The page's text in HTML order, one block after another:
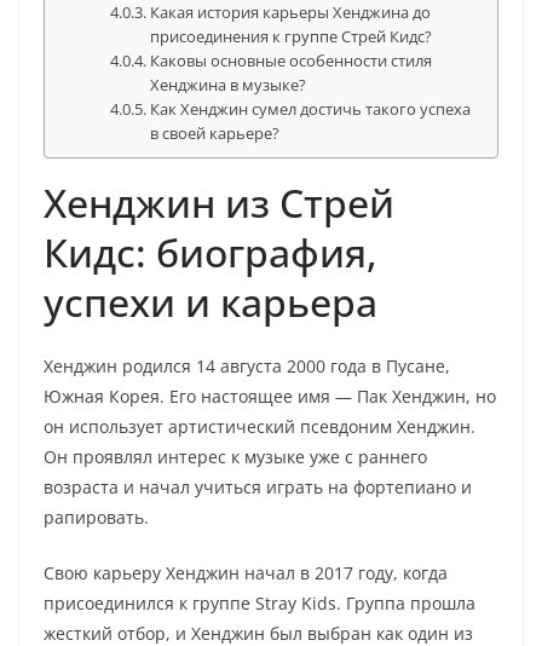
Какая история карьеры Хенджина до
присоединения к группе Стрей Кидс?
Каковы основные особенности стиля
Хенджина в музыке?
Как Хенджин сумел достичь такого успеха
в своей карьере?
Хенджин из Стрей
Кидс: биография,
успехи и карьера
Хенджин родился 14 августа 2000 года в Пусане,
Южная Корея. Его настоящее имя — Пак Хенджин, но
он использует артистический псевдоним Хенджин.
Он проявлял интерес к музыке уже с раннего
возраста и начал учиться играть на фортепиано и
рапировать.
Свою карьеру Хенджин начал в 2017 году, когда
присоединился к группе Stray Kids. Группа прошла
жесткий отбор, и Хенджин был выбран как один из